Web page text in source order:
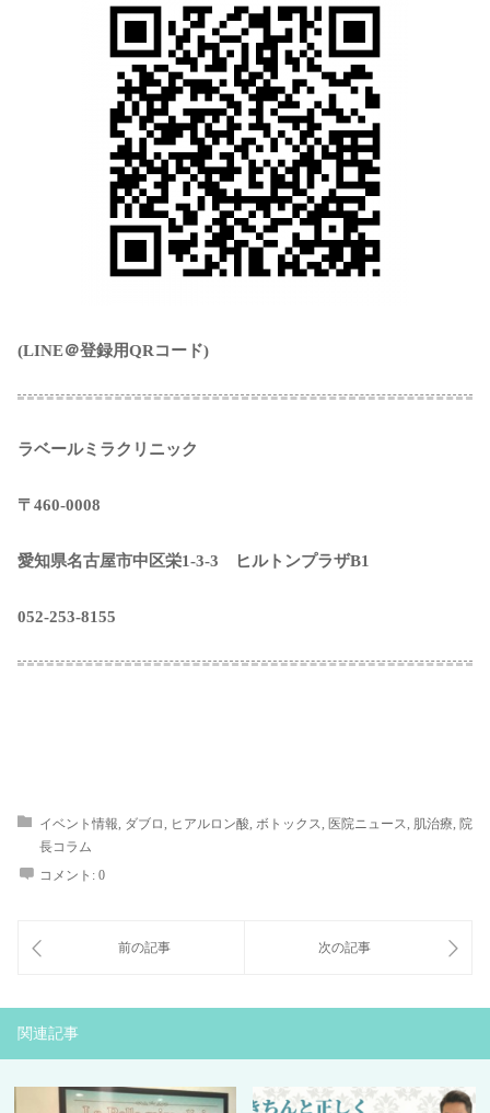
(LINE＠登録用QRコード)
ラベールミラクリニック
〒460-0008
愛知県名古屋市中区栄1-3-3 ヒルトンプラザB1
052-253-8155
イベント情報, ダブロ, ヒアルロン酸, ボトックス, 医院ニュース, 肌治療, 院
長コラム
コメント: 0
関連記事